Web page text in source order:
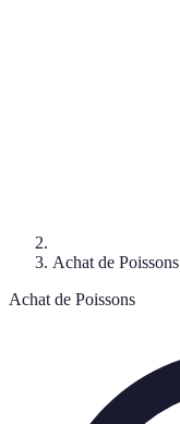
Achat de Poissons
Achat de Poissons